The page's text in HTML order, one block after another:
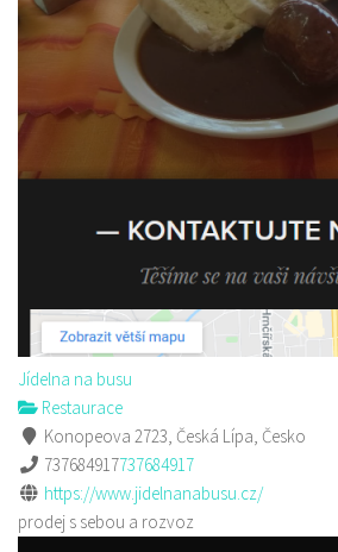
Jídelna na busu
Restaurace
Konopeova 2723, Česká Lípa, Česko
737684917737684917
https://www.jidelnanabusu.cz/
prodej s sebou a rozvoz